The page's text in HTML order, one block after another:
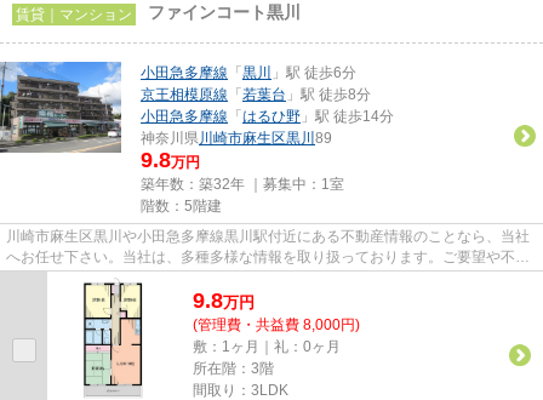
賃貸｜マンション ファインコート黒川
小田急多摩線 「 黒川
」駅 徒歩6分
京王相模原線 「 若葉台 」駅 徒歩8分
小田急多摩線 「 はるひ野 」駅 徒歩14分
神奈川県川崎市麻生区黒川 89
9.8万円
築年数：築32年 ｜募集中： 1室
階数：5階建
川崎市麻生区黒川や小田急多摩線黒川駅付近にある不動産情報のことなら、当社
へお任せ下さい。当社は、多種多様な情報を取り扱っております。ご要望や不明
な点などございましたら、ご...
9.8万円
(管理費・共益費 8,000円)
敷：1ヶ月｜礼：0ヶ月
所在階：3階
間取り：3LDK